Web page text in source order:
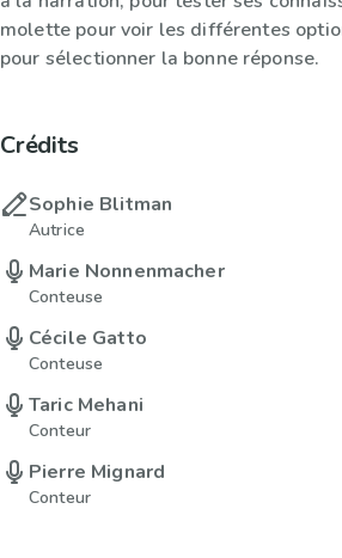
molette pour voir les différentes
pour sélectionner la bonne réponse.
Crédits
Sophie Blitman
Autrice
Marie Nonnenmacher
Conteuse
Cécile Gatto
Conteuse
Taric Mehani
Conteur
Pierre Mignard
Conteur